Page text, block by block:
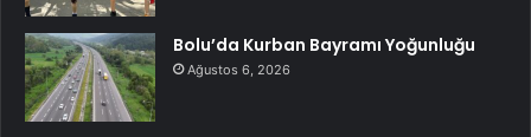
Bolu’da Kurban Bayramı Yoğunluğu
Ağustos 6, 2026